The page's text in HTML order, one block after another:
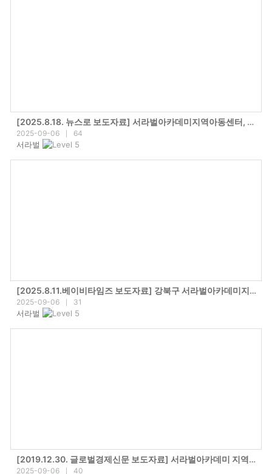
[2025.8.18. 뉴스로 보도자료] 서라벌아카데미지역아동센터, 블랙야크 야크돔 실내 체험 활동 통해 아동 역량 강화
2025-09-06 64
서라벌
[2025.8.11.베이비타임즈 보도자료] 강북구 서라벌아카데미지역아동센터, 여름캠프 성료
2025-09-06 31
서라벌
[2019.12.30. 글로벌경제신문 보도자료] 서라벌아카데미 지역아동센터 박중규 원장 인터뷰 “저소득층 아이들 공부에 대한 꿈 놓지 않길”
2025-09-06 40